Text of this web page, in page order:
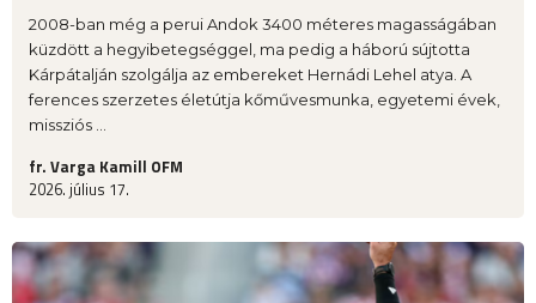
2008-ban még a perui Andok 3400 méteres magasságában
küzdött a hegyibetegséggel, ma pedig a háború sújtotta
Kárpátalján szolgálja az embereket Hernádi Lehel atya. A
ferences szerzetes életútja kőművesmunka, egyetemi évek,
missziós ...
fr. Varga Kamill OFM
2026. július 17.